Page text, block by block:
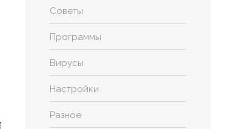
Советы
Программы
Вирусы
Настройки
Разное